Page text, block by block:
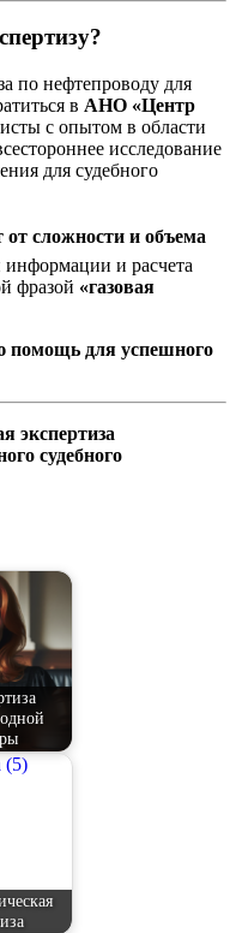
по нефтепроводу для
в АНО «Центр
с опытом в области
исследование
для судебного
от сложности и объема
и расчета
фразой «газовая
помощь для успешного
экспертиза
судебного